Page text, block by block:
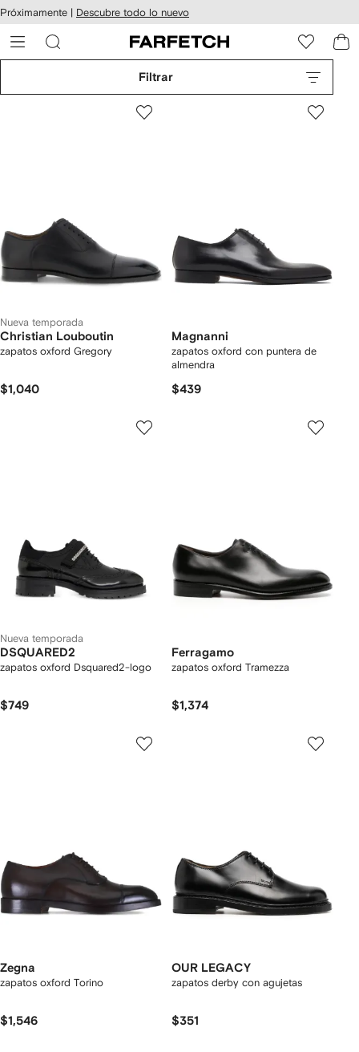
al
Próximamente | Descubre todo lo nuevo
Filtrar
Nueva temporada
Christian Louboutin
zapatos oxford Gregory
$1,040
Magnanni
zapatos oxford con puntera de
almendra
$439
Nueva temporada
DSQUARED2
zapatos oxford Dsquared2-logo
$749
Ferragamo
zapatos oxford Tramezza
$1,374
Zegna
zapatos oxford Torino
$1,546
OUR LEGACY
zapatos derby con agujetas
$351